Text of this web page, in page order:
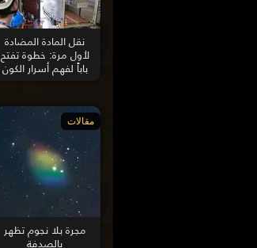
نقل المادة المضادة
لأول مرة: خطوة تفتح
باباً لفهم أسرار الكون
مقالات
مجرة بلا نجوم تظهر
بالصدفة